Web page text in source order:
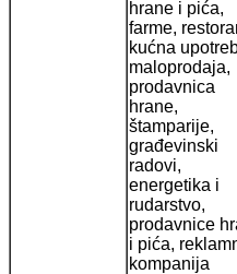
hrane i pića,
farme,
kućna
maloprodaja,
prodavnica
hrane,
štamparije,
građevinski
radovi,
energetika i
rudarstvo,
prodavnice
i pića,
kompanija